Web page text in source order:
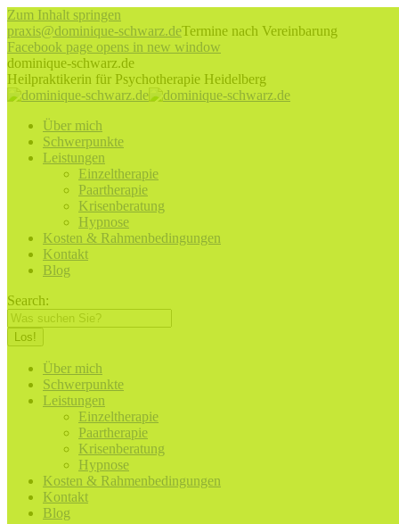
Zum Inhalt springen
praxis@dominique-schwarz.deTermine nach Vereinbarung
Facebook page opens in new window
dominique-schwarz.de
Heilpraktikerin für Psychotherapie Heidelberg
Über mich
Schwerpunkte
Leistungen
Einzeltherapie
Paartherapie
Krisenberatung
Hypnose
Kosten & Rahmenbedingungen
Kontakt
Blog
Search:
Über mich
Schwerpunkte
Leistungen
Einzeltherapie
Paartherapie
Krisenberatung
Hypnose
Kosten & Rahmenbedingungen
Kontakt
Blog